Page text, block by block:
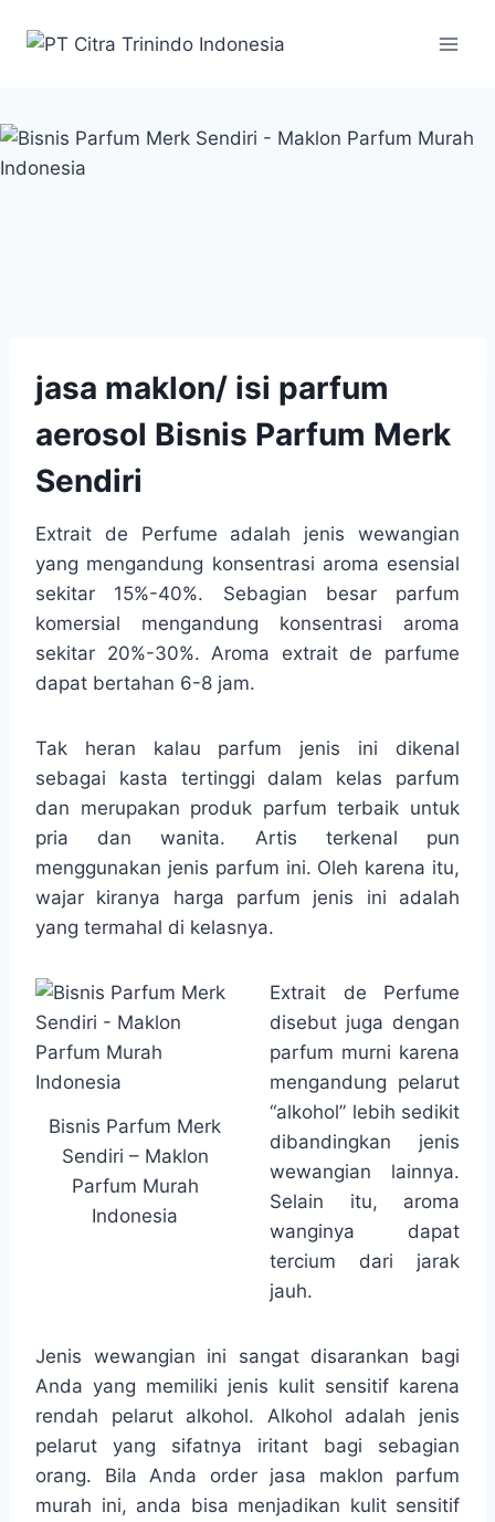
jasa maklon/ isi parfum
aerosol Bisnis Parfum Merk
Sendiri
Extrait de Perfume adalah jenis wewangian
yang mengandung konsentrasi aroma esensial
sekitar 15%-40%. Sebagian besar parfum
komersial mengandung konsentrasi aroma
sekitar 20%-30%. Aroma extrait de parfume
dapat bertahan 6-8 jam.
Tak heran kalau parfum jenis ini dikenal
sebagai kasta tertinggi dalam kelas parfum
dan merupakan produk parfum terbaik untuk
pria dan wanita. Artis terkenal pun
menggunakan jenis parfum ini. Oleh karena itu,
wajar kiranya harga parfum jenis ini adalah
yang termahal di kelasnya.
Bisnis Parfum Merk
Sendiri – Maklon
Parfum Murah
Indonesia
Extrait de Perfume
disebut juga dengan
parfum murni karena
mengandung pelarut
“alkohol” lebih sedikit
dibandingkan jenis
wewangian lainnya.
Selain itu, aroma
wanginya dapat
tercium dari jarak
jauh.
Jenis wewangian ini sangat disarankan bagi
Anda yang memiliki jenis kulit sensitif karena
rendah pelarut alkohol. Alkohol adalah jenis
pelarut yang sifatnya iritant bagi sebagian
orang. Bila Anda order jasa maklon parfum
murah ini, anda bisa menjadikan kulit sensitif